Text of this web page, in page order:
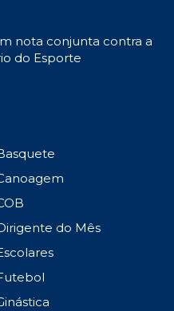
nota conjunta contra a
do Esporte
do Mês